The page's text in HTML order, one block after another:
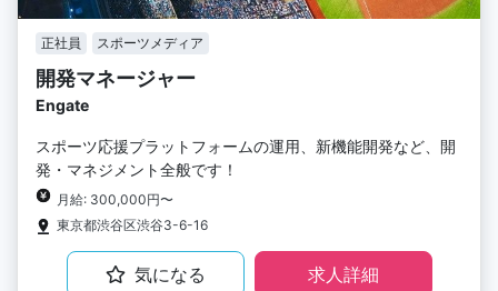
正社員 スポーツメディア
開発マネージャー
Engate
スポーツ応援プラットフォームの運用、新機能開発など、開
発・マネジメント全般です！
月給: 300,000円〜
東京都渋谷区渋谷3-6-16
気になる 求人詳細